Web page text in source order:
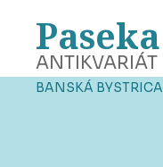
Paseka
ANTIKVARIÁT
BANSKÁ BYSTRICA